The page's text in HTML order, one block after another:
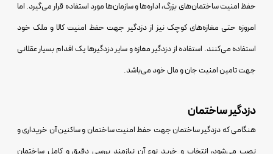
حفظ امنیت ساختمان‌های بزرگ، اداره‌ها و سازمان‌ها مورد استفاده قرار می‌گیرد. اما
امروزه حتی مغازه‌های کوچک نیز از دزدگیر جهت حفظ امنیت کالا و ملک خود
استفاده می‌کنند. استفاده از دزدگیر مغازه و سایر دزدگیرها یک اقدام بسیار عقلانی
جهت تامین امنیت جان و مال خود می‌باشد.
دزدگیر ساختمان
هنگامی که دزدگیر ساختمان جهت حفظ امنیت ساختمان و ساکنین آن خریداری و